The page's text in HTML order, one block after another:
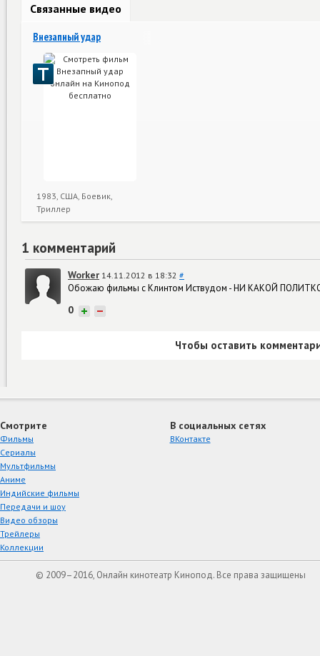
Связанные видео
Внезапный удар
1983, США, Боевик,
Триллер
1 комментарий
Worker 14.11.2012 в 18:32 #
Обожаю фильмы с Клинтом Иствудом - НИ КАКОЙ
0 + −
Чтобы оставить
Смотрите
Фильмы
Сериалы
Мультфильмы
Аниме
Индийские фильмы
Передачи и шоу
Видео обзоры
Трейлеры
Коллекции
В социальных сетях
ВКонтакте
© 2009–2016, Онлайн кинотеатр Кинопод. Все права защищены